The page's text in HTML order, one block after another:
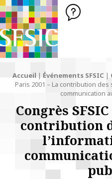
SFSIC Société Française des
Société
de
Accueil | Événements SFSIC |
Paris 2001 – La contribution
communication
Congrès
contribution